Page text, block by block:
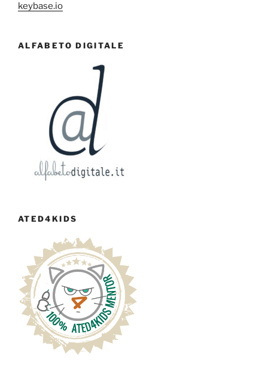
keybase.io
ALFABETO DIGITALE
ATED4KIDS